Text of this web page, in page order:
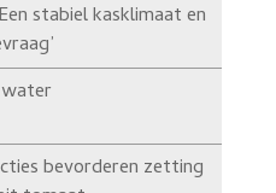
stabiel kasklimaat en
bevorderen zetting